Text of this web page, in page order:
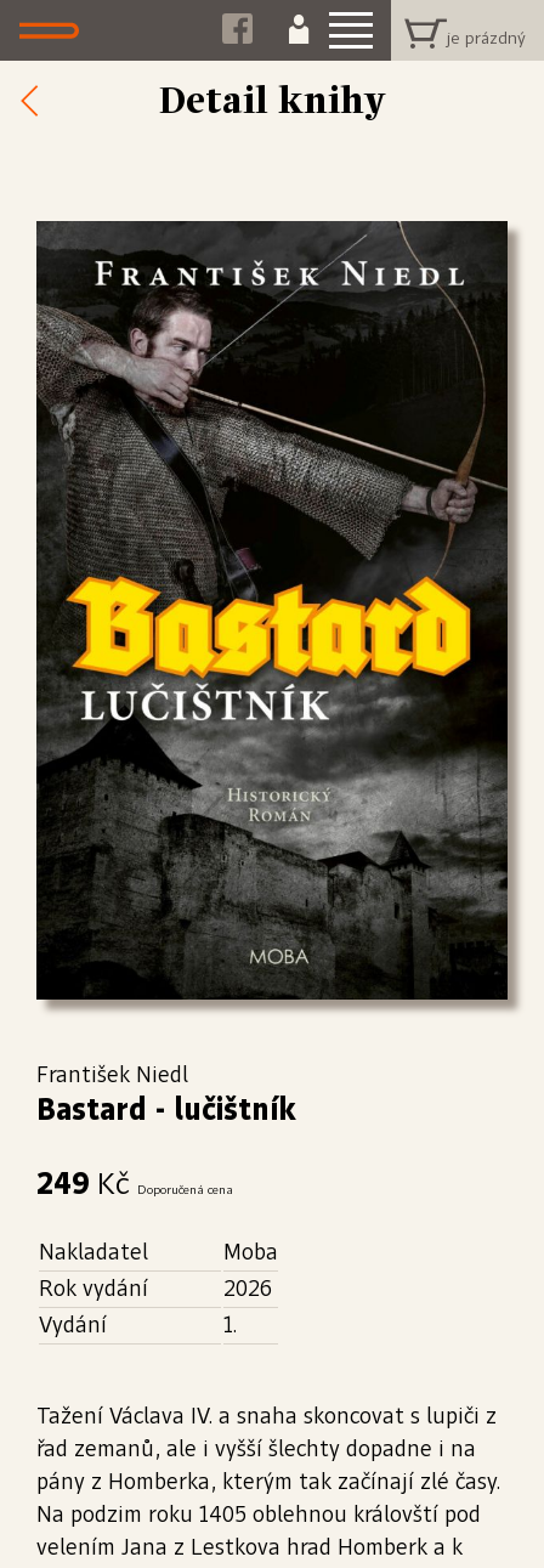
Detail knihy
František Niedl
Bastard - lučištník
249 Kč Doporučená cena
Nakladatel
Moba
Rok vydání
2026
Vydání
1.
Tažení Václava IV. a snaha skoncovat s lupiči z
řad zemanů, ale i vyšší šlechty dopadne i na
pány z Homberka, kterým tak začínají zlé časy.
Na podzim roku 1405 oblehnou královští pod
velením Jana z Lestkova hrad Homberk a k